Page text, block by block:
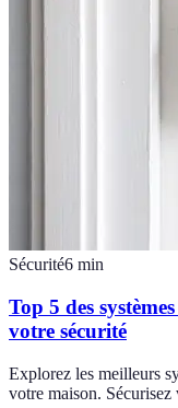
Sécurité6 min
Top 5 des
votre sécurité
Explorez les meilleurs
votre maison.